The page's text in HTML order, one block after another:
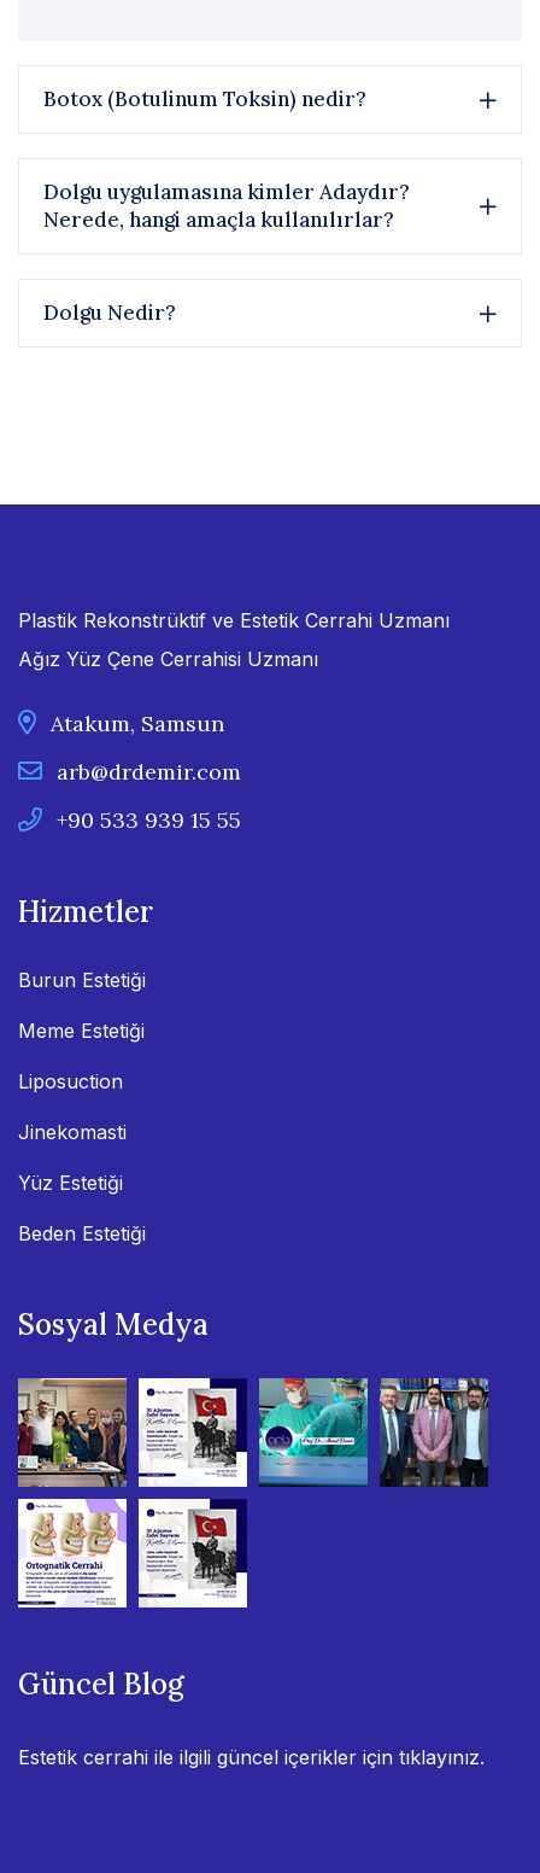
Botox (Botulinum Toksin) nedir?
Dolgu uygulamasına kimler Adaydır?
Nerede, hangi amaçla kullanılırlar?
Dolgu Nedir?
Plastik Rekonstrüktif ve Estetik Cerrahi Uzmanı
Ağız Yüz Çene Cerrahisi Uzmanı
Atakum, Samsun
arb@drdemir.com
+90 533 939 15 55
Hizmetler
Burun Estetiği
Meme Estetiği
Liposuction
Jinekomasti
Yüz Estetiği
Beden Estetiği
Sosyal Medya
Güncel Blog
Estetik cerrahi ile ilgili güncel içerikler için tıklayınız.